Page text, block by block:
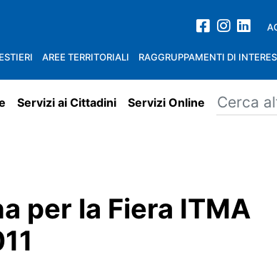
AREE TERRITORIALI RAGGRUPPAMENTI DI
Servizi ai Cittadini Servizi Online
per la Fiera ITMA